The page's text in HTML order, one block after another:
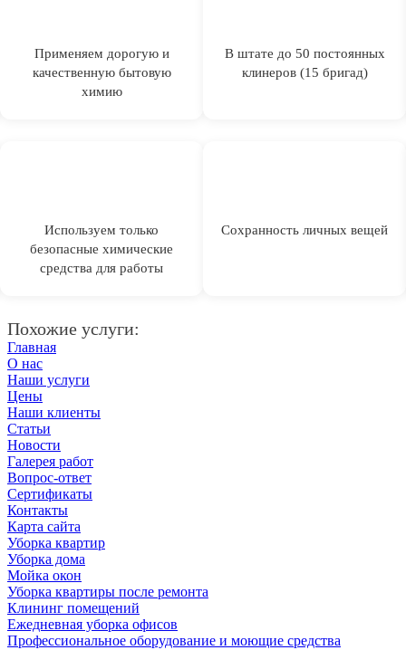
Применяем дорогую и
качественную бытовую
химию
В штате до 50 постоянных
клинеров (15 бригад)
Используем только
безопасные химические
средства для работы
Сохранность личных вещей
Похожие услуги:
Главная
О нас
Наши услуги
Цены
Наши клиенты
Статьи
Новости
Галерея работ
Вопрос-ответ
Сертификаты
Контакты
Карта сайта
Уборка квартир
Уборка дома
Мойка окон
Уборка квартиры после ремонта
Клининг помещений
Ежедневная уборка офисов
Профессиональное оборудование и моющие средства